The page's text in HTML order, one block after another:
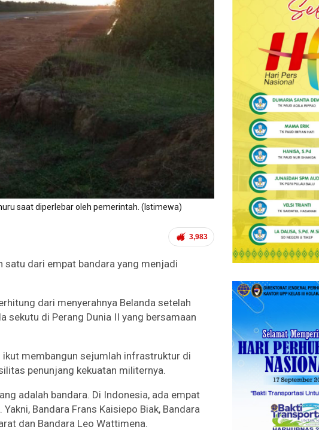
saat diperlebar oleh pemerintah. (Istimewa)
3,983
satu dari empat bandara yang menjadi
dari menyerahnya Belanda setelah
sekutu di Perang Dunia II yang bersamaan
membangun sejumlah infrastruktur di
penunjang kekuatan militernya.
adalah bandara. Di Indonesia, ada empat
Bandara Frans Kaisiepo Biak, Bandara
dan Bandara Leo Wattimena.